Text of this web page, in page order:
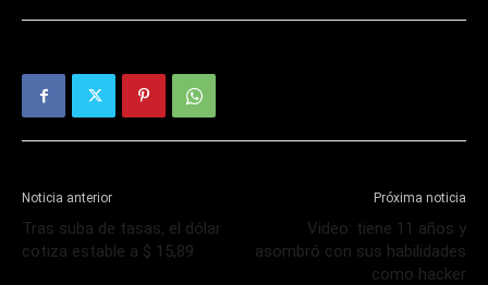
Noticia anterior
Tras suba de tasas, el dólar
cotiza estable a $ 15,89
Próxima noticia
Video: tiene 11 años y
asombró con sus habilidades
como hacker